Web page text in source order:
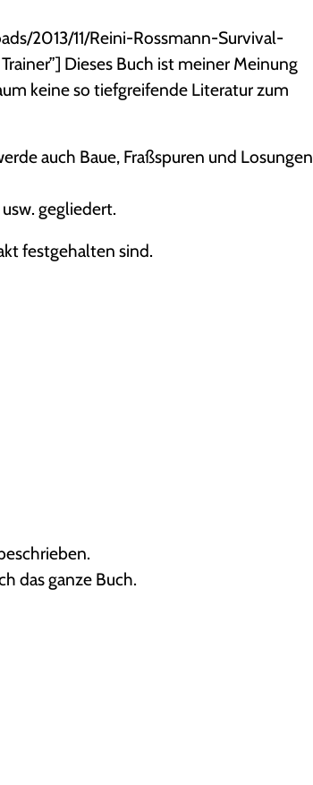
2013/11/Reini-Rossmann-Survival-
Dieses Buch ist meiner Meinung
keine so tiefgreifende Literatur zum
auch Baue, Fraßspuren und Losungen
gegliedert.
festgehalten sind.
das ganze Buch.